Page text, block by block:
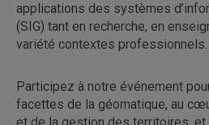
applications des systèmes
(SIG) tant en recherche, en
variété contextes professionnels.
Participez à notre événement
facettes de la géomatique, au